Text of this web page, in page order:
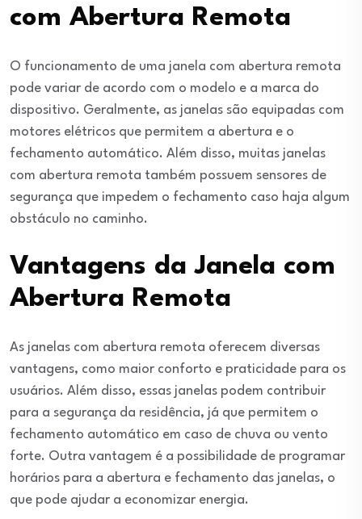
com Abertura Remota
O funcionamento de uma janela com abertura remota
pode variar de acordo com o modelo e a marca do
dispositivo. Geralmente, as janelas são equipadas com
motores elétricos que permitem a abertura e o
fechamento automático. Além disso, muitas janelas
com abertura remota também possuem sensores de
segurança que impedem o fechamento caso haja algum
obstáculo no caminho.
Vantagens da Janela com
Abertura Remota
As janelas com abertura remota oferecem diversas
vantagens, como maior conforto e praticidade para os
usuários. Além disso, essas janelas podem contribuir
para a segurança da residência, já que permitem o
fechamento automático em caso de chuva ou vento
forte. Outra vantagem é a possibilidade de programar
horários para a abertura e fechamento das janelas, o
que pode ajudar a economizar energia.